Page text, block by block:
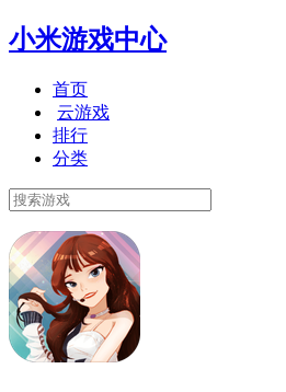
小米游戏中心
首页
云游戏
排行
分类